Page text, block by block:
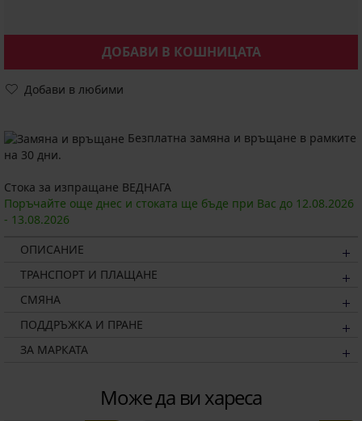
ДОБАВИ В КОШНИЦАТА
Добави в любими
Безплатна замяна и връщане в рамките
на 30 дни.
Стока за изпращане ВЕДНАГА
Поръчайте още днес и стоката ще бъде при Вас до 12.08.2026
- 13.08.2026
ОПИСАНИЕ
ТРАНСПОРТ И ПЛАЩАНЕ
СМЯНА
ПОДДРЪЖКА И ПРАНЕ
ЗА МАРКАТА
Може да ви хареса